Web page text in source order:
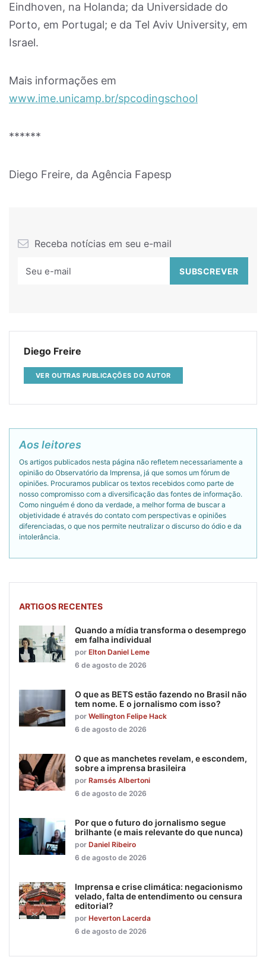
Eindhoven, na Holanda; da Universidade do
Porto, em Portugal; e da Tel Aviv University, em
Israel.
Mais informações em
www.ime.unicamp.br/spcodingschool
******
Diego Freire, da Agência Fapesp
Receba notícias em seu e-mail
Diego Freire
VER OUTRAS PUBLICAÇÕES DO AUTOR
Aos leitores
Os artigos publicados nesta página não refletem necessariamente a
opinião do Observatório da Imprensa, já que somos um fórum de
opiniões. Procuramos publicar os textos recebidos como parte de
nosso compromisso com a diversificação das fontes de informação.
Como ninguém é dono da verdade, a melhor forma de buscar a
objetividade é através do contato com perspectivas e opiniões
diferenciadas, o que nos permite neutralizar o discurso do ódio e da
intolerância.
ARTIGOS RECENTES
Quando a mídia transforma o desemprego
em falha individual
por Elton Daniel Leme
6 de agosto de 2026
O que as BETS estão fazendo no Brasil não
tem nome. E o jornalismo com isso?
por Wellington Felipe Hack
6 de agosto de 2026
O que as manchetes revelam, e escondem,
sobre a imprensa brasileira
por Ramsés Albertoni
6 de agosto de 2026
Por que o futuro do jornalismo segue
brilhante (e mais relevante do que nunca)
por Daniel Ribeiro
6 de agosto de 2026
Imprensa e crise climática: negacionismo
velado, falta de entendimento ou censura
editorial?
por Heverton Lacerda
6 de agosto de 2026